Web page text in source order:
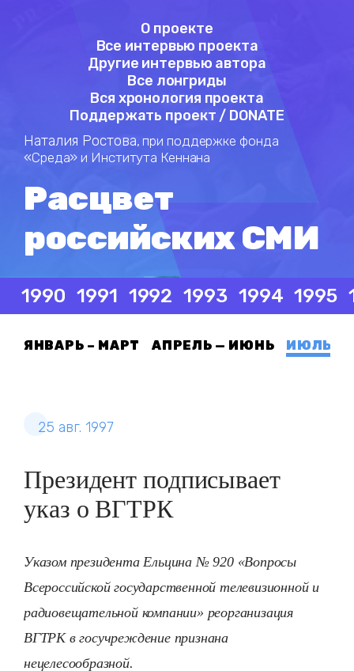
О проекте
Все интервью проекта
Другие интервью автора
Все лонгриды
Вся хронология проекта
Поддержать проект / DONATE
Наталия Ростова, при поддержке фонда
«Среда» и Института Кеннана
Расцвет
российских СМИ
1990 1991 1992 1993 1994 1995
ЯНВАРЬ – МАРТ АПРЕЛЬ — ИЮНЬ ИЮЛЬ —
25 авг. 1997
Президент подписывает
указ о ВГТРК
Указом президента Ельцина № 920 «Вопросы
Всероссийской государственной телевизионной и
радиовещательной компании» реорганизация
ВГТРК в госучреждение признана
нецелесообразной.